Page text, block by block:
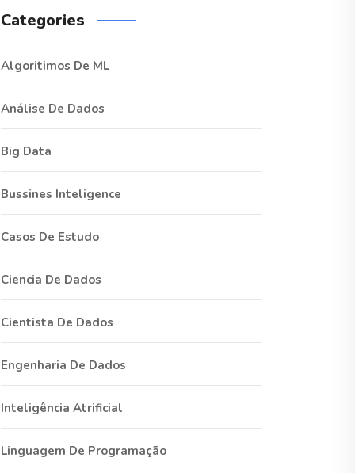
Categories
Algoritimos De ML
Análise De Dados
Big Data
Bussines Inteligence
Casos De Estudo
Ciencia De Dados
Cientista De Dados
Engenharia De Dados
Inteligência Atrificial
Linguagem De Programação